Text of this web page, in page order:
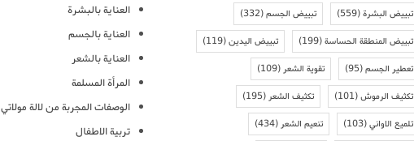
تبييض البشرة(559) تبييض الجسم(332)
تبييض المنطقة الحساسة(199) تبييض اليدين(119)
تعطير الجسم(95) تقوية الشعر(109)
تكثيف الرموش(101) تكثيف الشعر(195)
تلميع الاواني(103) تنعيم الشعر(434)
العناية بالبشرة
العناية بالجسم
العناية بالشعر
المرأة المسلمة
الوصفات المجربة من لالة مولاتي
تربية الاطفال